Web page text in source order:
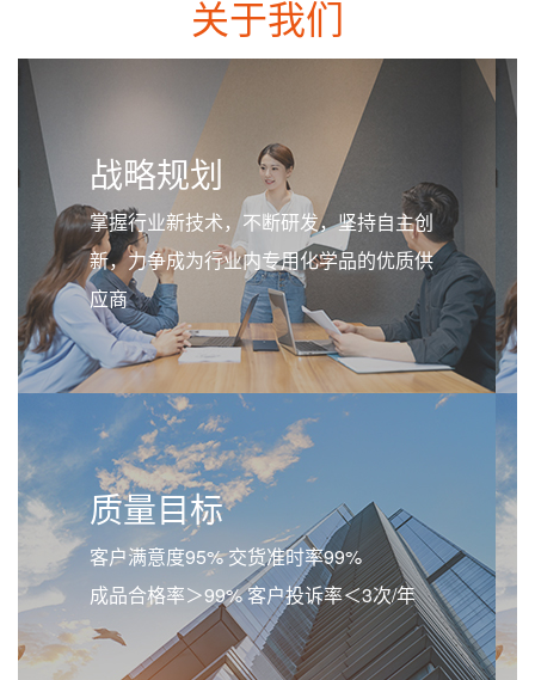
关于我们
战略规划
掌握行业新技术，不断研发，坚持自主创
新，力争成为行业内专用化学品的优质供
应商
质量目标
客户满意度95% 交货准时率99%
成品合格率＞99% 客户投诉率＜3次/年